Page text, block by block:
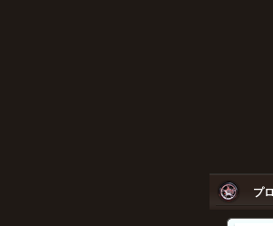
プ